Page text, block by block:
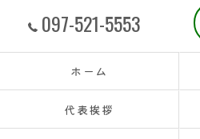
097-521-5553
ホーム
代表挨拶